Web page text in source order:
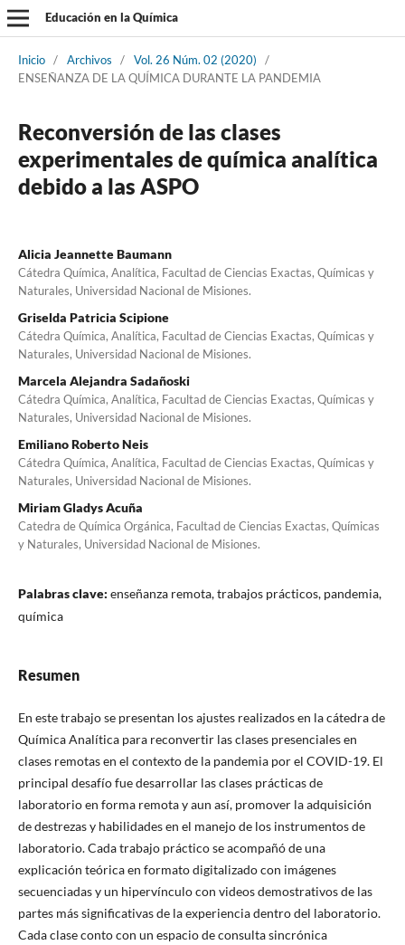
Educación en la Química
Inicio / Archivos / Vol. 26 Núm. 02 (2020)
/
ENSEÑANZA DE LA QUÍMICA DURANTE LA PANDEMIA
Reconversión de las clases
experimentales de química analítica
debido a las ASPO
Alicia Jeannette Baumann
Cátedra Química, Analítica, Facultad de Ciencias Exactas, Químicas y
Naturales, Universidad Nacional de Misiones.
Griselda Patricia Scipione
Cátedra Química, Analítica, Facultad de Ciencias Exactas, Químicas y
Naturales, Universidad Nacional de Misiones.
Marcela Alejandra Sadañoski
Cátedra Química, Analítica, Facultad de Ciencias Exactas, Químicas y
Naturales, Universidad Nacional de Misiones.
Emiliano Roberto Neis
Cátedra Química, Analítica, Facultad de Ciencias Exactas, Químicas y
Naturales, Universidad Nacional de Misiones.
Miriam Gladys Acuña
Catedra de Química Orgánica, Facultad de Ciencias Exactas, Químicas
y Naturales, Universidad Nacional de Misiones.
Palabras clave: enseñanza remota, trabajos prácticos, pandemia,
química
Resumen
En este trabajo se presentan los ajustes realizados en la cátedra de
Química Analítica para reconvertir las clases presenciales en
clases remotas en el contexto de la pandemia por el COVID-19. El
principal desafío fue desarrollar las clases prácticas de
laboratorio en forma remota y aun así, promover la adquisición
de destrezas y habilidades en el manejo de los instrumentos de
laboratorio. Cada trabajo práctico se acompañó de una
explicación teórica en formato digitalizado con imágenes
secuenciadas y un hipervínculo con videos demostrativos de las
partes más significativas de la experiencia dentro del laboratorio.
Cada clase conto con un espacio de consulta sincrónica